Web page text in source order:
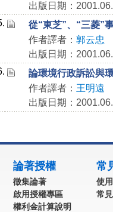
出版日期：
從“東芝”、“三菱”
作者譯者： 郭云忠
出版日期：
論環境行政訴訟與
作者譯者： 王明遠
出版日期：
論著授權
徵集論著
啟用授權專區
權利金計算說明
常
使
常